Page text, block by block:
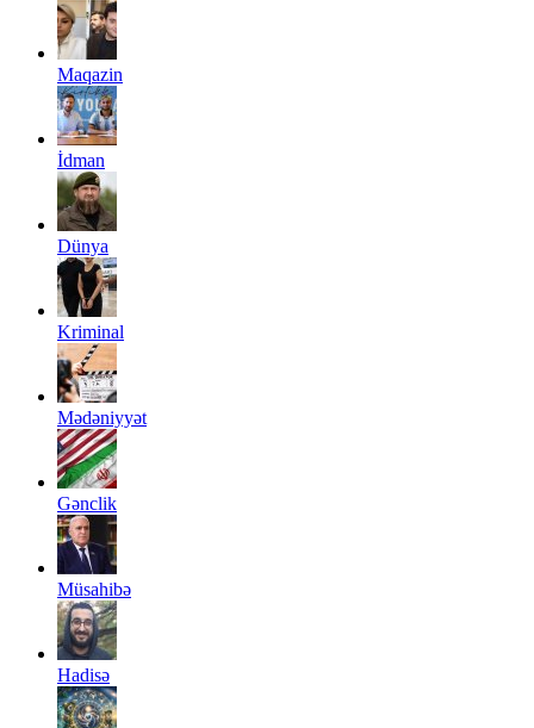
Maqazin
İdman
Dünya
Kriminal
Mədəniyyət
Gənclik
Müsahibə
Hadisə